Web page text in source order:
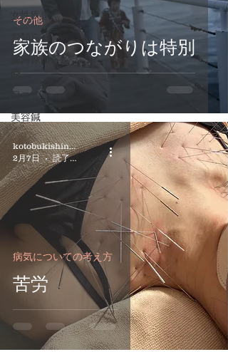
女性疾患
お知らせ
湯河原出張治
療
口コミ
美容鍼
家族のつながりは特別
その他
苦労
病気についての考え方
kotobukishinkyuin
2月7日
読了時間: 3分